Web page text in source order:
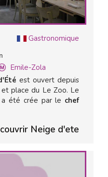
Gastronomique
Emile-Zola
est ouvert depuis
place du Le Zoo. Le
été crée par le chef
Neige d'ete